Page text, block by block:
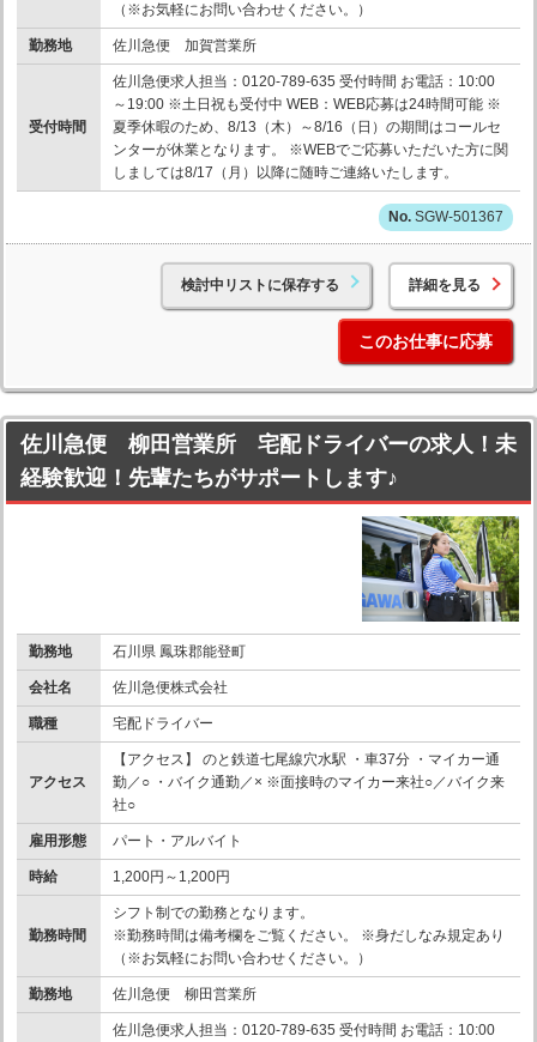
（※お気軽にお問い合わせください。）
勤務地 佐川急便 加賀営業所
受付時間
佐川急便求人担当：0120-789-635 受付時間 お電話：10:00
～19:00 ※土日祝も受付中 WEB：WEB応募は24時間可能 ※
夏季休暇のため、8/13（木）～8/16（日）の期間はコールセ
ンターが休業となります。 ※WEBでご応募いただいた方に関
しましては8/17（月）以降に随時ご連絡いたします。
SGW-501367
検討中リストに保存する 詳細を見る
このお仕事に応募
佐川急便 柳田営業所 宅配ドライバーの求人！未
経験歓迎！先輩たちがサポートします♪
勤務地 石川県 鳳珠郡能登町
会社名 佐川急便株式会社
職種 宅配ドライバー
アクセス
【アクセス】 のと鉄道七尾線穴水駅 ・車37分 ・マイカー通
勤／○ ・バイク通勤／× ※面接時のマイカー来社○／バイク来
社○
雇用形態 パート・アルバイト
時給 1,200円～1,200円
勤務時間
シフト制での勤務となります。
※勤務時間は備考欄をご覧ください。 ※身だしなみ規定あり
（※お気軽にお問い合わせください。）
勤務地 佐川急便 柳田営業所
佐川急便求人担当：0120-789-635 受付時間 お電話：10:00